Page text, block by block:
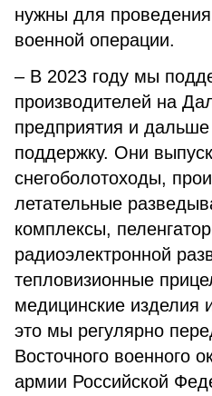
нужны для
военной операции.
– В 2023 году мы
производителей на
предприятия и дальше
поддержку. Они
снегоболотоходы,
летательные
комплексы,
радиоэлектронной
тепловизионные
медицинские изделия
это мы регулярно
Восточного военного
армии Российской